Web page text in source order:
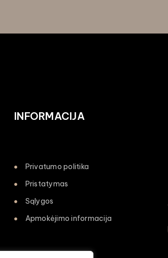
INFORMACIJA
Privatumo politika
Pristatymas
Sąlygos
Apmokėjimo informacija